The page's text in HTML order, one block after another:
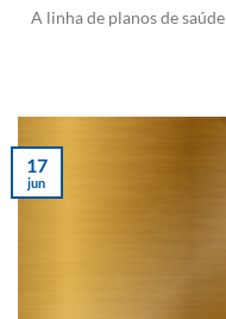
A linha de planos de
17
jun